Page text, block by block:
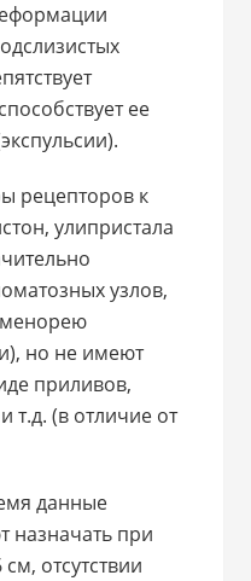
ее
рецепторов к
улипристала
узлов,
но не имеют
приливов,
т.д. (в отличие от
данные
назначать при
отсутствии